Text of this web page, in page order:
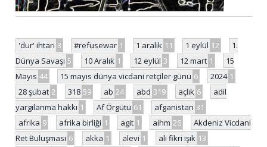
'dur' ihtarı 3 #refusewar 1 1 aralık 11 1 eylül 12
1.
Dünya Savaşı 5 10 Aralık 1 12 eylül 3 12 mart 1
15
Mayıs 44 15 mayıs dünya vicdani retçiler günü 6 2024 1
28 şubat 2 318 59 ab 24 abd 319 açlık 6
adil
yargılanma hakkı 1 Af Örgütü 61 afganistan 31
afrika 9 afrika birliği 1 agit 1 aihm 26
Akdeniz Vicdani
Ret Buluşması 6 akka 1 alevi 1 ali fikri ışık 13